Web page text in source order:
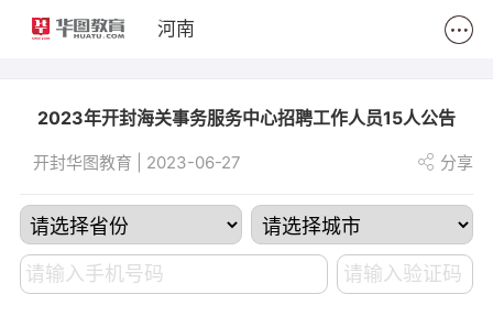
河南
2023年开封海关事务服务中心招聘工作人员15人公告
开封华图教育 | 2023-06-27 分享